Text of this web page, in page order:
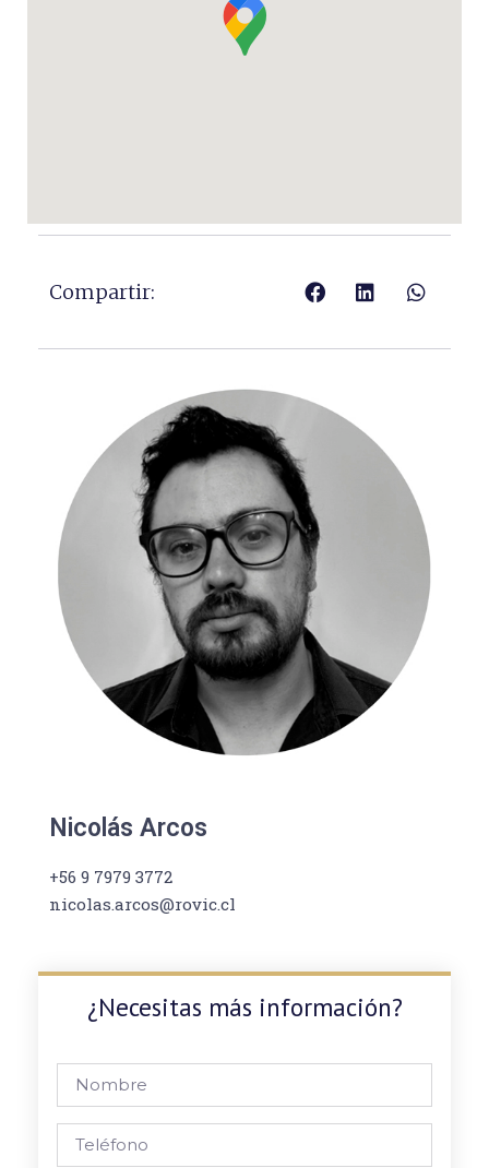
Compartir:
Nicolás Arcos
+56 9 7979 3772
nicolas.arcos@rovic.cl
¿Necesitas más información?